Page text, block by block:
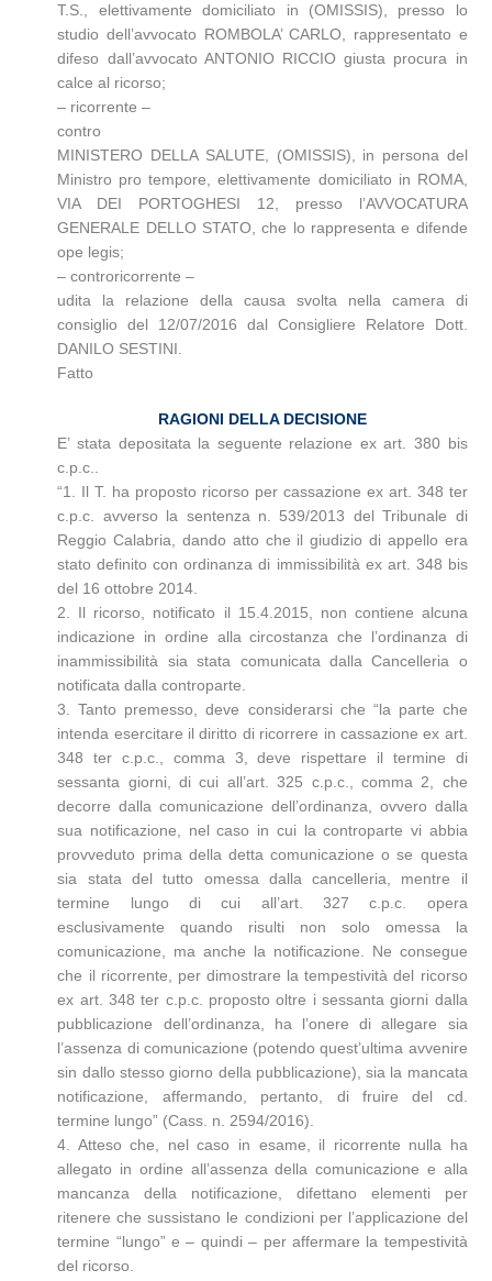
T.S., elettivamente domiciliato in (OMISSIS), presso lo
studio dell’avvocato ROMBOLA’ CARLO, rappresentato e
difeso dall’avvocato ANTONIO RICCIO giusta procura in
calce al ricorso;
– ricorrente –
contro
MINISTERO DELLA SALUTE, (OMISSIS), in persona del
Ministro pro tempore, elettivamente domiciliato in ROMA,
VIA DEI PORTOGHESI 12, presso l’AVVOCATURA
GENERALE DELLO STATO, che lo rappresenta e difende
ope legis;
– controricorrente –
udita la relazione della causa svolta nella camera di
consiglio del 12/07/2016 dal Consigliere Relatore Dott.
DANILO SESTINI.
Fatto
RAGIONI DELLA DECISIONE
E’ stata depositata la seguente relazione ex art. 380 bis
c.p.c..
“1. Il T. ha proposto ricorso per cassazione ex art. 348 ter
c.p.c. avverso la sentenza n. 539/2013 del Tribunale di
Reggio Calabria, dando atto che il giudizio di appello era
stato definito con ordinanza di immissibilità ex art. 348 bis
del 16 ottobre 2014.
2. Il ricorso, notificato il 15.4.2015, non contiene alcuna
indicazione in ordine alla circostanza che l’ordinanza di
inammissibilità sia stata comunicata dalla Cancelleria o
notificata dalla controparte.
3. Tanto premesso, deve considerarsi che “la parte che
intenda esercitare il diritto di ricorrere in cassazione ex art.
348 ter c.p.c., comma 3, deve rispettare il termine di
sessanta giorni, di cui all’art. 325 c.p.c., comma 2, che
decorre dalla comunicazione dell’ordinanza, ovvero dalla
sua notificazione, nel caso in cui la controparte vi abbia
provveduto prima della detta comunicazione o se questa
sia stata del tutto omessa dalla cancelleria, mentre il
termine lungo di cui all’art. 327 c.p.c. opera
esclusivamente quando risulti non solo omessa la
comunicazione, ma anche la notificazione. Ne consegue
che il ricorrente, per dimostrare la tempestività del ricorso
ex art. 348 ter c.p.c. proposto oltre i sessanta giorni dalla
pubblicazione dell’ordinanza, ha l’onere di allegare sia
l’assenza di comunicazione (potendo quest’ultima avvenire
sin dallo stesso giorno della pubblicazione), sia la mancata
notificazione, affermando, pertanto, di fruire del cd.
termine lungo” (Cass. n. 2594/2016).
4. Atteso che, nel caso in esame, il ricorrente nulla ha
allegato in ordine all’assenza della comunicazione e alla
mancanza della notificazione, difettano elementi per
ritenere che sussistano le condizioni per l’applicazione del
termine “lungo” e – quindi – per affermare la tempestività
del ricorso.